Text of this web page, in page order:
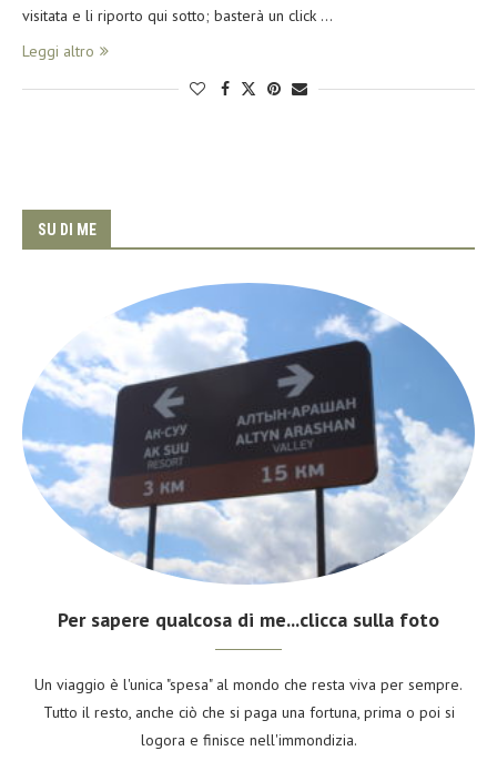
visitata e li riporto qui sotto; basterà un click …
Leggi altro
SU DI ME
Per sapere qualcosa di me...clicca sulla foto
Un viaggio è l'unica "spesa" al mondo che resta viva per sempre.
Tutto il resto, anche ciò che si paga una fortuna, prima o poi si
logora e finisce nell'immondizia.